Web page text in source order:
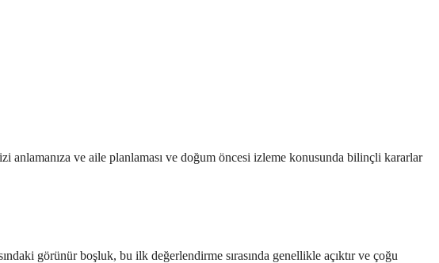
anlamanıza ve aile planlaması ve doğum öncesi izleme konusunda bilinçli kararlar
görünür boşluk, bu ilk değerlendirme sırasında genellikle açıktır ve çoğu